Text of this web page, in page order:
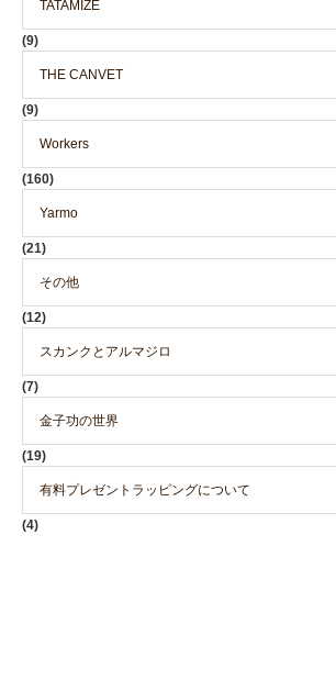
TATAMIZE
(9)
THE CANVET
(9)
Workers
(160)
Yarmo
(21)
その他
(12)
スカンクとアルマジロ
(7)
金子功の世界
(19)
有料プレゼントラッピングについて
(4)